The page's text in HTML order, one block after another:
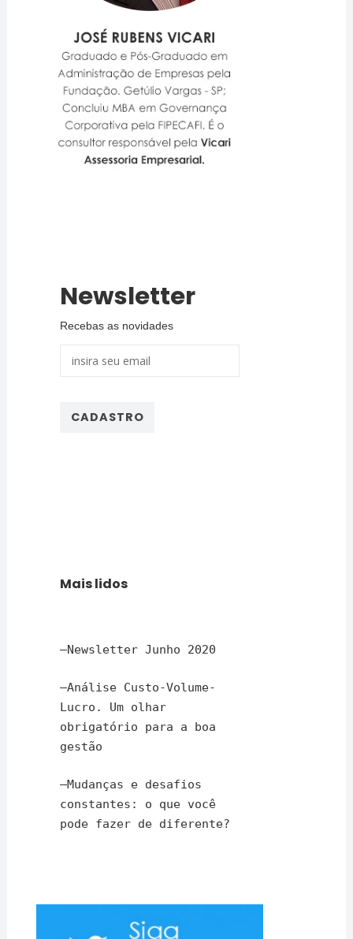
Newsletter
Recebas as novidades
Mais lidos
–Newsletter Junho 2020
–Análise Custo-Volume-
Lucro. Um olhar
obrigatório para a boa
gestão
–Mudanças e desafios
constantes: o que você
pode fazer de diferente?